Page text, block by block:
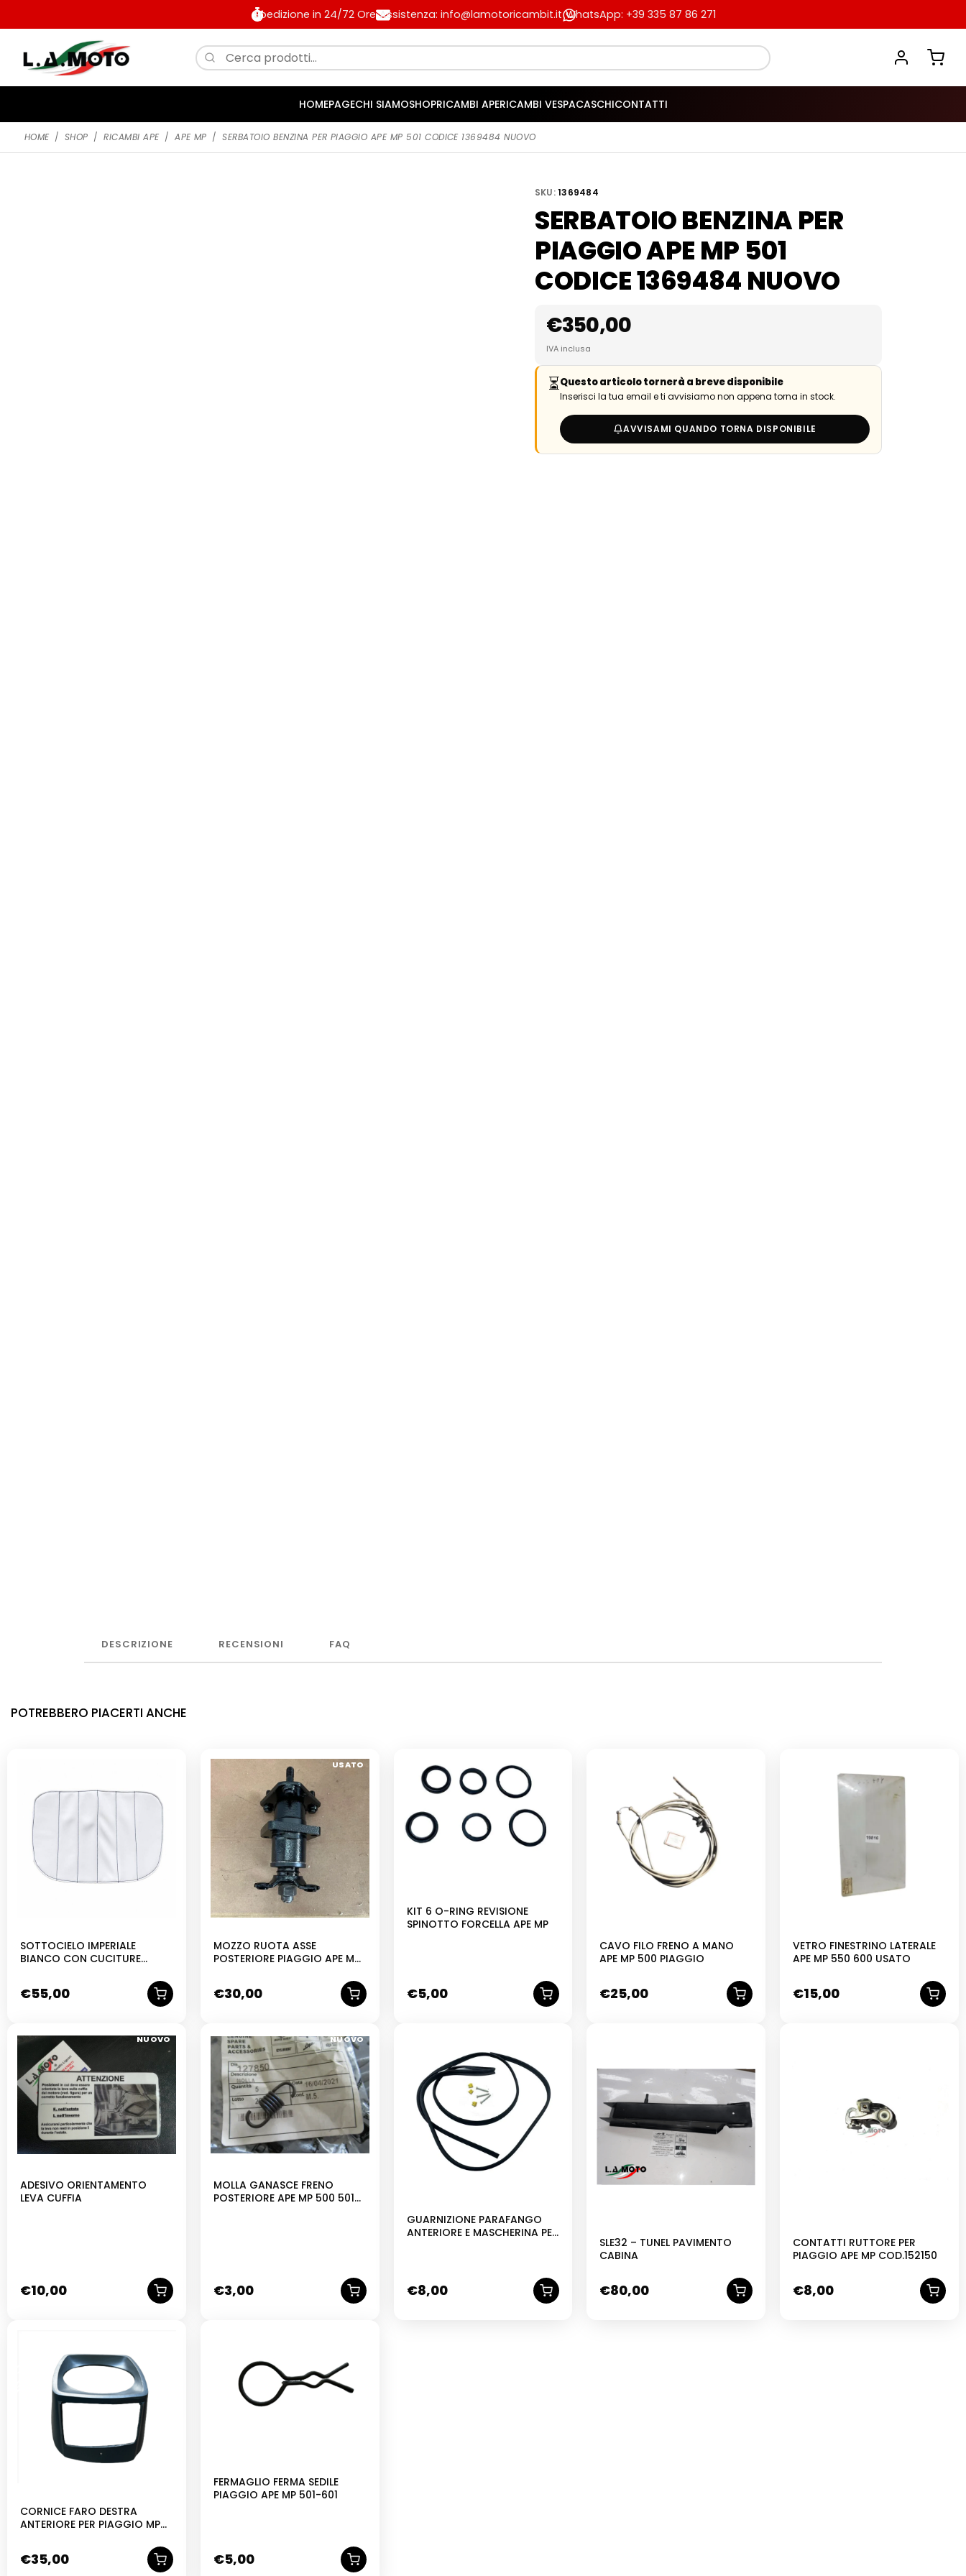
Spedizione in 24/72 Ore Assistenza: info@lamotoricambit.it WhatsApp: +39 335 87 86 271
HOMEPAGECHI SIAMOSHOPRICAMBI APERICAMBI VESPACASCHICONTATTI
HOME / SHOP / RICAMBI APE / APE MP / SERBATOIO BENZINA PER PIAGGIO APE MP 501 CODICE 1369484 NUOVO
SKU:1369484
SERBATOIO BENZINA PER
PIAGGIO APE MP 501
CODICE 1369484 NUOVO
€350,00
IVA inclusa
⏳Questo articolo tornerà a breve disponibile
Inserisci la tua email e ti avvisiamo non appena torna in stock.
AVVISAMI QUANDO TORNA DISPONIBILE
DESCRIZIONE RECENSIONI FAQ
POTREBBERO PIACERTI ANCHE
SOTTOCIELO IMPERIALE
BIANCO CON CUCITURE
€55,00
USATO
MOZZO RUOTA ASSE
POSTERIORE PIAGGIO APE MP
€30,00
KIT 6 O-RING REVISIONE
SPINOTTO FORCELLA APE MP
€5,00
CAVO FILO FRENO A MANO
APE MP 500 PIAGGIO
€25,00
VETRO FINESTRINO LATERALE
APE MP 550 600 USATO
€15,00
NUOVO
ADESIVO ORIENTAMENTO
LEVA CUFFIA
€10,00
NUOVO
MOLLA GANASCE FRENO
POSTERIORE APE MP 500 501
€3,00
GUARNIZIONE PARAFANGO
ANTERIORE E MASCHERINA PER
€8,00
SLE32 – TUNEL PAVIMENTO
CABINA
€80,00
CONTATTI RUTTORE PER
PIAGGIO APE MP COD.152150
€8,00
CORNICE FARO DESTRA
ANTERIORE PER PIAGGIO MP
€35,00
FERMAGLIO FERMA SEDILE
PIAGGIO APE MP 501-601
€5,00